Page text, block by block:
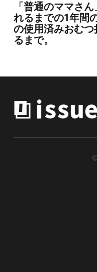
「普通のママさ
れるまでの1年間
の使用済みおむ
るまで。